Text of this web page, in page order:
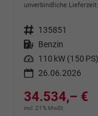
unverbindliche Lieferzeit:
Fahrzeugnr. 135851
Kraftstoff Benzin
Leistung 110 kW (150 PS)
26.06.2026
34.534,– €
incl. 21% MwSt.